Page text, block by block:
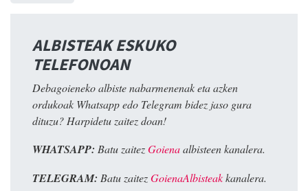
ALBISTEAK ESKUKO
TELEFONOAN
Debagoieneko albiste nabarmenenak eta azken
ordukoak Whatsapp edo Telegram bidez jaso gura
dituzu? Harpidetu zaitez doan!
WHATSAPP: Batu zaitezGoienaalbisteen kanalera.
TELEGRAM: Batu zaitezGoienaAlbisteakkanalera.